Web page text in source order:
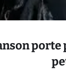
porte